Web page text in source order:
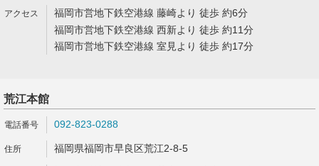
福岡市営地下鉄空港線 藤崎より 徒歩 約6分
福岡市営地下鉄空港線 西新より 徒歩 約11分
福岡市営地下鉄空港線 室見より 徒歩 約17分
荒江本館
092-823-0288
福岡県福岡市早良区荒江2-8-5